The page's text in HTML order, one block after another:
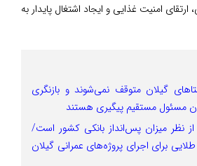
امنیت غذایی و ایجاد اشتغال پایدار به
گیلان متوقف نمی‌شوند و بازنگری
مسئول مستقیم پیگیری هستند
نظر میزان پس‌انداز بانکی کشور است/
برای اجرای پروژه‌های عمرانی گیلان